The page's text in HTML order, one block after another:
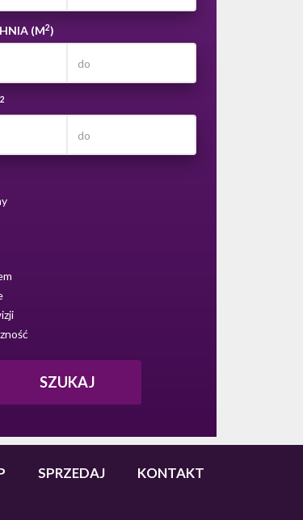
(M2)
2
SPRZEDAJ KONTAKT